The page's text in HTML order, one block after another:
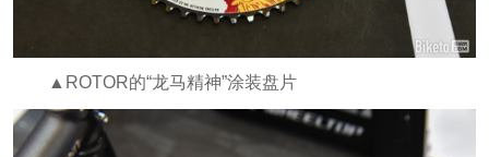
▲ROTOR的“龙马精神”涂装盘片